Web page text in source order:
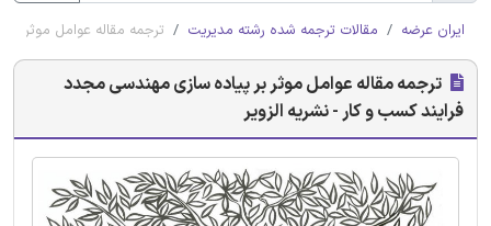
ایران عرضه مقالات ترجمه شده رشته مدیریت ترجمه مقاله عوامل موثر
ترجمه مقاله عوامل موثر بر پیاده سازی مهندسی مجدد
فرایند کسب و کار - نشریه الزویر